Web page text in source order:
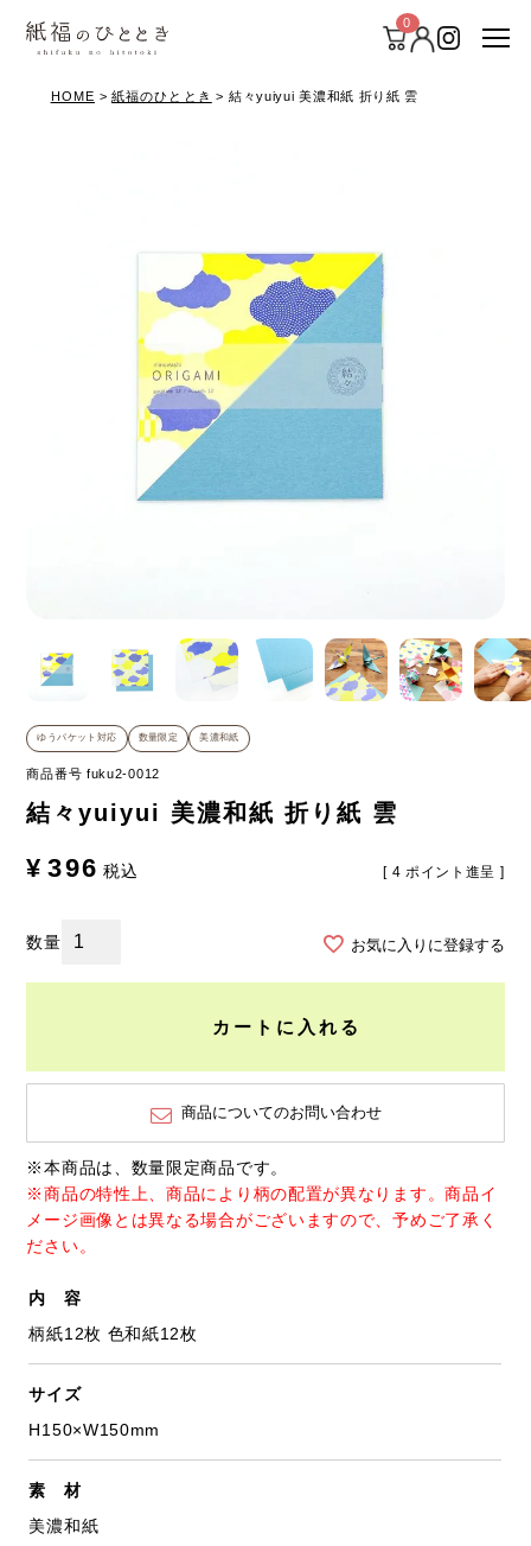
0
HOME 紙福のひととき 結々yuiyui 美濃和紙 折り紙 雲
ゆうパケット対応 数量限定 美濃和紙
商品番号 fuku2-0012
結々yuiyui 美濃和紙 折り紙 雲
¥ 396 税込 [ 4 ポイント進呈 ]
お気に入りに登録する
カートに入れる
商品についてのお問い合わせ
※本商品は、数量限定商品です。
※商品の特性上、商品により柄の配置が異なります。商品イ
メージ画像とは異なる場合がございますので、予めご了承く
ださい。
内 容
柄紙12枚 色和紙12枚
サイズ
H150×W150mm
素 材
美濃和紙